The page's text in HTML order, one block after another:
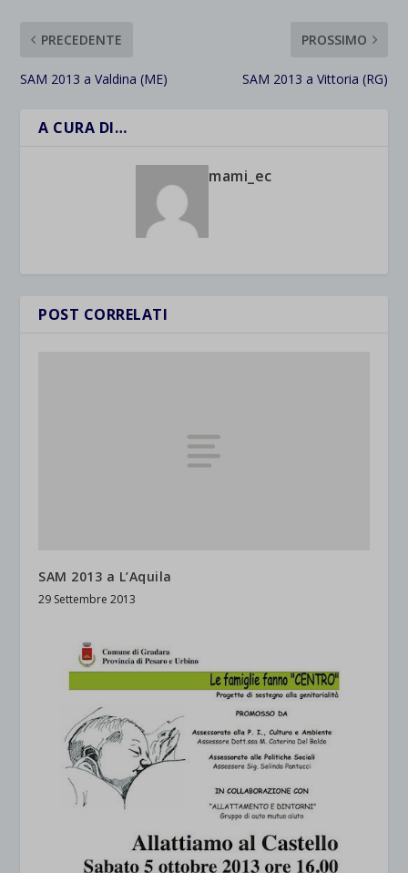
PRECEDENTE
SAM 2013 a Valdina (ME)
PROSSIMO
SAM 2013 a Vittoria (RG)
A CURA DI…
mami_ec
POST CORRELATI
SAM 2013 a L’Aquila
29 Settembre 2013